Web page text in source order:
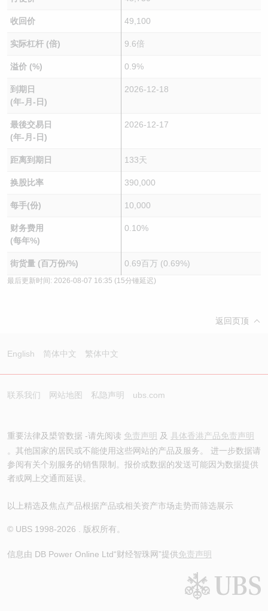
收回价 49,100
实际杠杆 (倍) 9.6倍
溢价 (%) 0.9%
到期日
(年-月-日)
2026-12-18
最後交易日
(年-月-日)
2026-12-17
距离到期日 133天
换股比率 390,000
每手(份) 10,000
财务费用
(每年%)
0.10%
街货量 (百万份/%) 0.69百万 (0.69%)
最后更新时间: 2026-08-07 16:35 (15分锺延迟)
返回页顶
English 简体中文 繁体中文
联系我们 网站地图 私隐声明 ubs.com
重要法律及槼管数据 -请先阅读 免责声明 及 具体香港产品免责声明
。其他国家的居民或不能使用这些网站的产品及服务。 进一步数据请
参阅有关个别服务的销售限制。报价或数据的发送可能因为数据提供
者或网上交通而延误。
以上精选及焦点产品根据产品或相关资产市场走势而筛选展示
© UBS 1998-2026 . 版权所有。
信息由 DB Power Online Ltd“财经智珠网”提供免责声明